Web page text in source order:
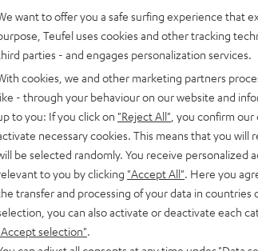
– mit bestem Preis/
Kunden begeistern.
B 20 Mk2 die einfachste und
oder Kopfhörer-Out mit PC/Mac oder
Smartphone oder Tablet. Das
die Lautsprecher optimal an die
want to offer you a safe surfing experience that
Teufel uses cookies and other tracking
parties - and engages personalization services.
cookies, we and other marketing partners
- through your behaviour on our website and
to you: If you click on "Reject All" , you confirm
necessary cookies. This means that you
be selected randomly. You receive personalized
to you by clicking "Accept All" . Here you
transfer and processing of your data in countries
you can also activate or deactivate each
selection"